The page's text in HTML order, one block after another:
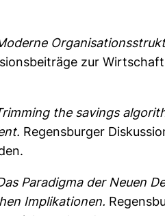
zur
the savings
Regensburger
Paradigma der Neuen
Implikationen.